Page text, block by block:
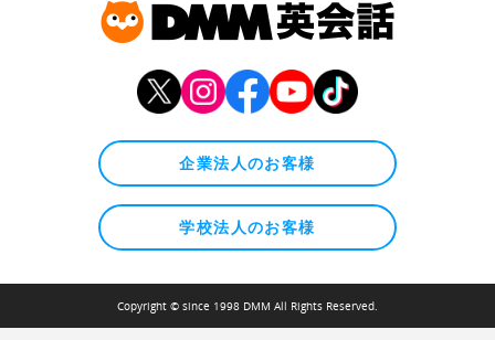
企業法人のお客様
学校法人のお客様
Copyright © since 1998 DMM All Rights Reserved.